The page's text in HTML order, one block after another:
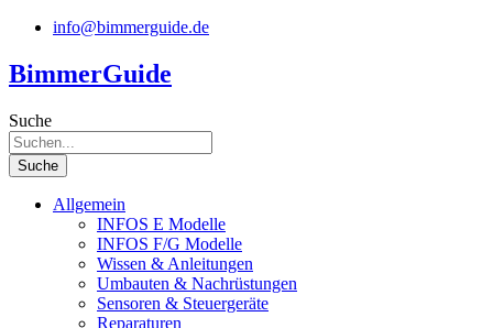
Zum
springen
info@bimmerguide.de
BimmerGuide
Suche
Suche
Allgemein
INFOS E Modelle
INFOS F/G Modelle
Wissen & Anleitungen
Umbauten & Nachrüstungen
Sensoren & Steuergeräte
Reparaturen